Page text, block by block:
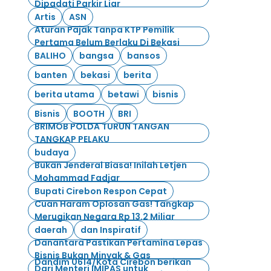
Dipadati Parkir Liar
Artis
ASN
Aturan Pajak Tanpa KTP Pemilik
Pertama Belum Berlaku Di Bekasi
BALIHO
bangsa
bansos
banten
bekasi
berita
berita utama
betawi
bisnis
Bisnis
BOOTH
BRI
BRIMOB POLDA TURUN TANGAN
TANGKAP PELAKU
budaya
Bukan Jenderal Biasa! Inilah Letjen
Mohammad Fadjar
Bupati Cirebon Respon Cepat
Cuan Haram Oplosan Gas! Tangkap
Merugikan Negara Rp 13.2 Miliar
daerah
dan Inspiratif
Danantara Pastikan Pertamina Lepas
Bisnis Bukan Minyak & Gas
Dandim 0614/Kota Cirebon berikan
Dari Menteri IMIPAS untuk